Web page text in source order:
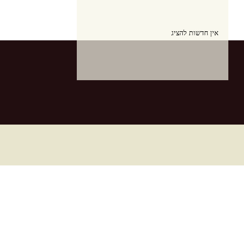
אין חדשות להציג